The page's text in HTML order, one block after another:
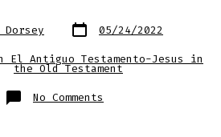
Post
date
05/24/2022
El Antiguo Testamento-Jesus in
the Old Testament
No Comments
“Jesús